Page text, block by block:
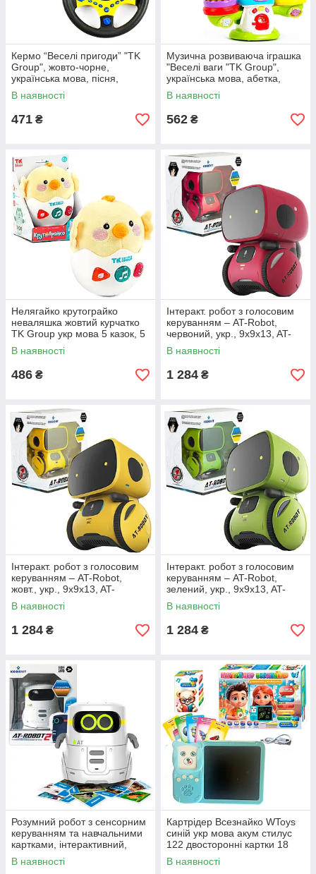
Оформити замовлення через кошик або за телефоном
Узгодити з менеджером деталі доставки та оплати
Сплатити замовлення на картку або післяплатою при
отриманні
Кермо “Веселі пригоди” "TK
Group", жовто-чорне,
українська мова, пісня,
віршик, звуки, підсвічування
(23554)
В наявності
471 ₴
Музична розвиваюча іграшка
"Веселі ваги "TK Group",
українська мова, абетка,
цифри, дитячі пісні,
підсвічування, кор.
В наявності
562 ₴
Нелягайко крутограйко
неваляшка жовтий курчатко
TK Group укр мова 5 казок, 5
пісень, 10 скоромовок звуки
підсвічування 15*11*16см
В наявності
486 ₴
Інтеракт. робот з голосовим
керуванням – AT-Rоbot,
червоний, укр., 9x9x13, AT-
ROBOT AT001-01-UKR
В наявності
1 284 ₴
Інтеракт. робот з голосовим
керуванням – AT-Rоbot,
жовт., укр., 9x9x13, AT-
ROBOT AT001-03-UKR
В наявності
1 284 ₴
Інтеракт. робот з голосовим
керуванням – AT-Rоbot,
зелений, укр., 9x9x13, AT-
ROBOT AT001-02-UKR
В наявності
1 284 ₴
Розумний робот з сенсорним
керуванням та навчальними
картками, інтерактивний,
білий, Kiddisvit, AT002-01-
UKR
В наявності
Картрідер Всезнайко WToys
синій укр мова акум стилус
122 двосторонні картки 18
тем казки пісні цікаві факти
24*1,5*17см (94930)
В наявності